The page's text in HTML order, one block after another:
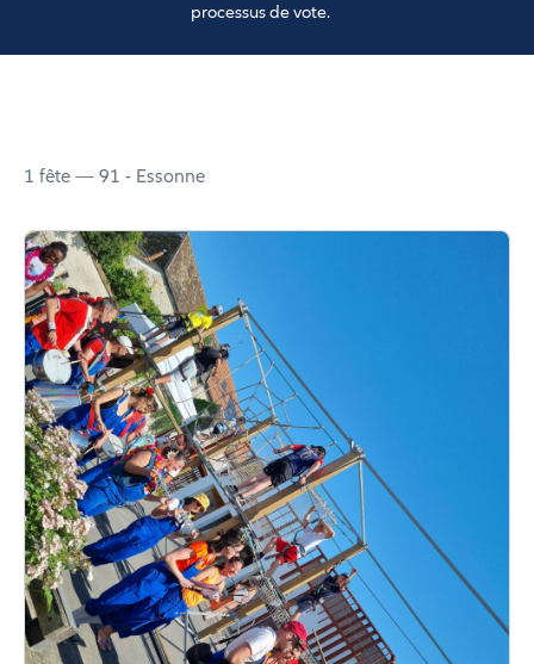
processus de vote.
1 fête — 91 - Essonne